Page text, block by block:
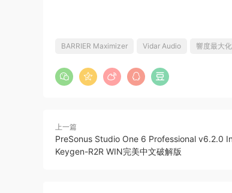
BARRIER Maximizer Vidar Audio 響度最大化
上一篇
PreSonus Studio One 6 Professional v6.2.0
Keygen-R2R WIN完美中文破解版